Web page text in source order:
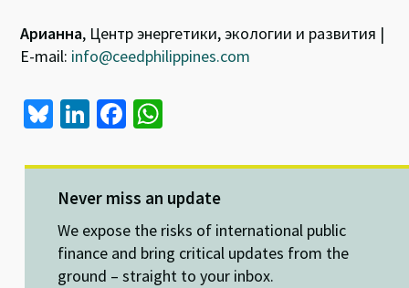
Арианна, Центр энергетики, экологии и развития |
E-mail: info@ceedphilippines.com
Bl
es
ky
Li
ke
dI
n
Fa
b
o
o
k
at
sA
p
p
Never miss an update
We expose the risks of international public
finance and bring critical updates from the
ground – straight to your inbox.